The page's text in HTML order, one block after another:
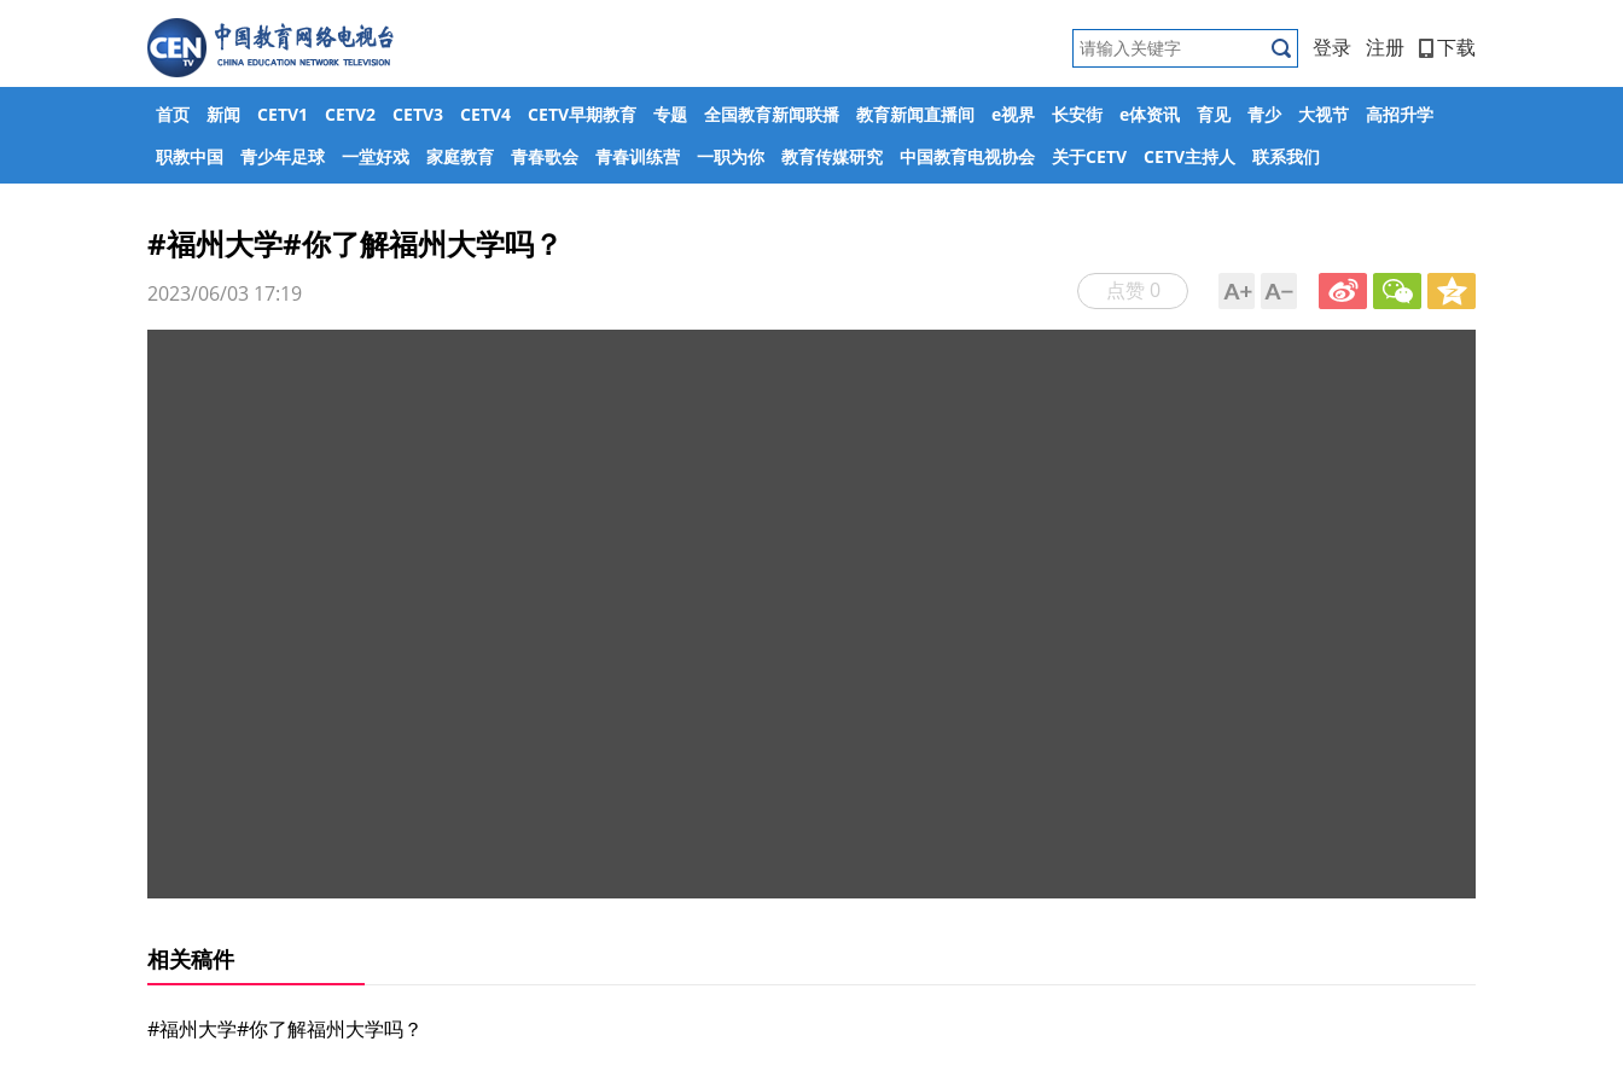
登录 注册 下载
首页 新闻 CETV1 CETV2 CETV3 CETV4 CETV早期教育 专题 全国教育新闻联播 教育新闻直播间 e视界 长安街 e体资讯 育见 青少 大视节
高招升学
职教中国
青少年足球 一堂好戏 家庭教育 青春歌会 青春训练营 一职为你 教育传媒研究 中国教育电视协会 关于CETV CETV主持人 联系我们
#福州大学#你了解福州大学吗？
点赞 0
2023/06/03 17:19
相关稿件
#福州大学#你了解福州大学吗？